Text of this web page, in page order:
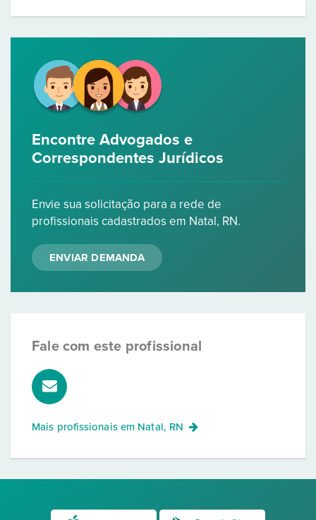
Encontre Advogados e
Correspondentes Jurídicos
Envie sua solicitação para a rede de
profissionais cadastrados em Natal, RN.
ENVIAR DEMANDA
Fale com este profissional
Mais profissionais em Natal, RN